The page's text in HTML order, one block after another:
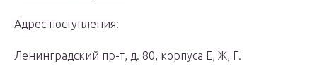
Адрес поступления:
Ленинградский пр-т, д. 80, корпуса Е, Ж, Г.